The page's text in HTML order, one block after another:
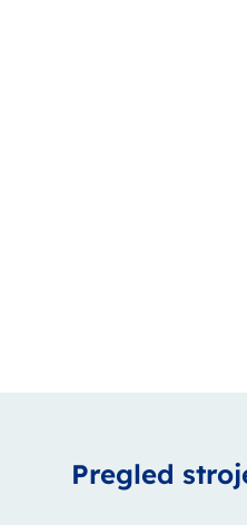
Pregled